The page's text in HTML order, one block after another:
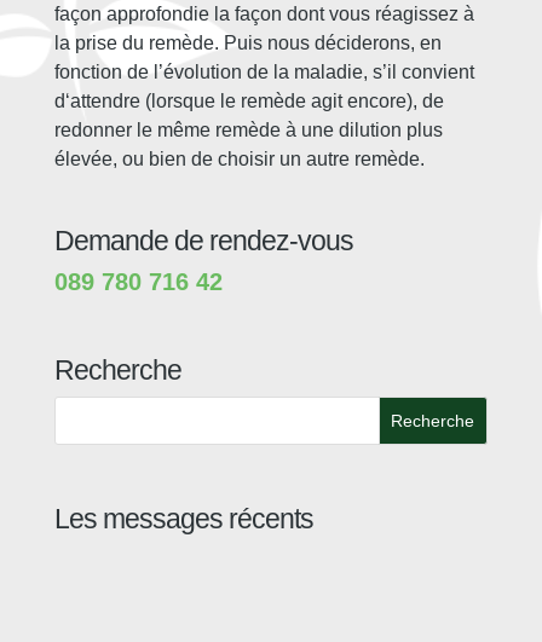
façon approfondie la façon dont vous réagissez à
la prise du remède. Puis nous déciderons, en
fonction de l’évolution de la maladie, s’il convient
d‘attendre (lorsque le remède agit encore), de
redonner le même remède à une dilution plus
élevée, ou bien de choisir un autre remède.
Demande de rendez-vous
089 780 716 42
Recherche
Recherche
Les messages récents